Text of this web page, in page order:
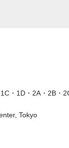
・1D・2A・2B・
Tokyo